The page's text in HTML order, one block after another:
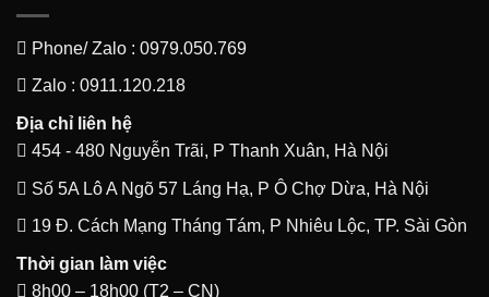
Phone/ Zalo : 0979.050.769
Zalo : 0911.120.218
Địa chỉ liên hệ
454 - 480 Nguyễn Trãi, P Thanh Xuân, Hà Nội
Số 5A Lô A Ngõ 57 Láng Hạ, P Ô Chợ Dừa, Hà Nội
19 Đ. Cách Mạng Tháng Tám, P Nhiêu Lộc, TP. Sài Gòn
Thời gian làm việc
8h00 – 18h00 (T2 – CN)